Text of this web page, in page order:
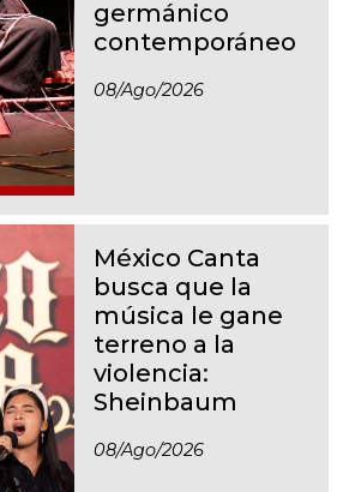
germánico
contemporáneo
08/ago/2026
México Canta
busca que la
música le gane
terreno a la
violencia:
Sheinbaum
08/ago/2026